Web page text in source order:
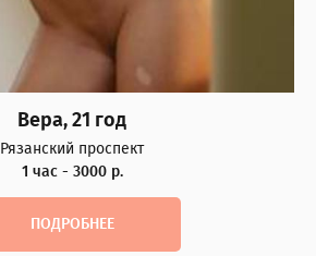
Вера, 21 год
Рязанский проспект
1 час - 3000 р.
ПОДРОБНЕЕ